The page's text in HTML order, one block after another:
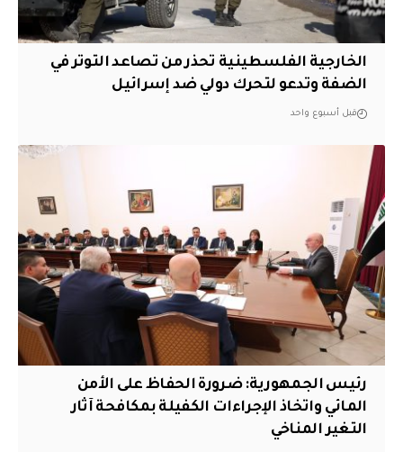
الخارجية الفلسطينية تحذر من تصاعد التوتر في
الضفة وتدعو لتحرك دولي ضد إسرائيل
قبل أسبوع واحد
رئيس الجمهورية: ضرورة الحفاظ على الأمن
المائي واتخاذ الإجراءات الكفيلة بمكافحة آثار
التغير المناخي